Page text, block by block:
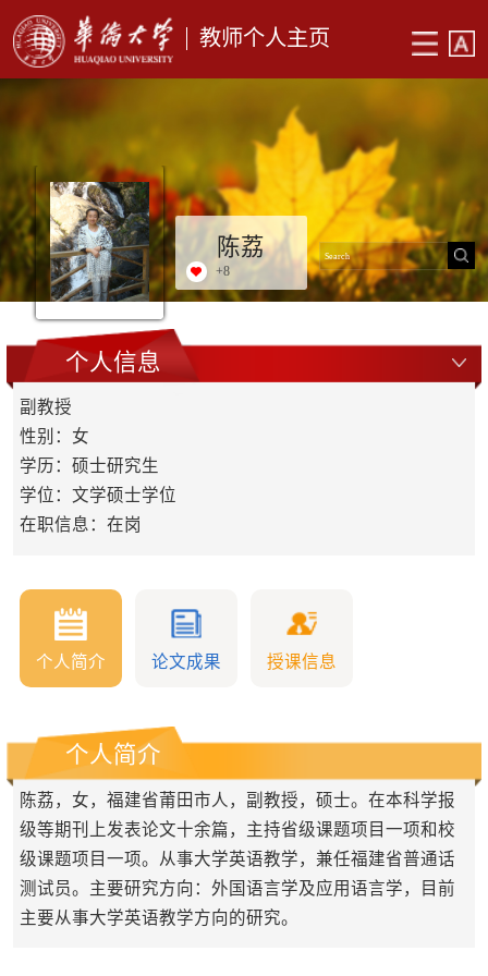
教师个人主页
陈荔
+8
个人信息
副教授
性别：女
学历：硕士研究生
学位：文学硕士学位
在职信息：在岗
个人简介 论文成果 授课信息
个人简介
陈荔，女，福建省莆田市人，副教授，硕士。在本科学报
级等期刊上发表论文十余篇，主持省级课题项目一项和校
级课题项目一项。从事大学英语教学，兼任福建省普通话
测试员。主要研究方向：外国语言学及应用语言学，目前
主要从事大学英语教学方向的研究。